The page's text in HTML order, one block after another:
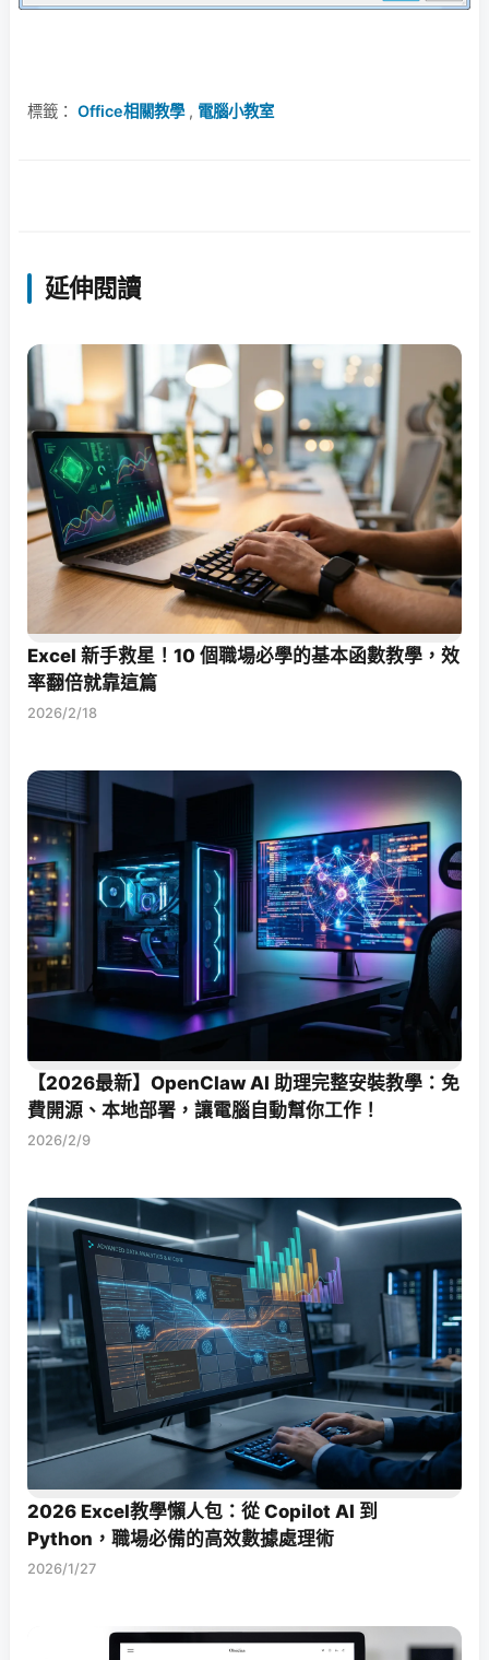
標籤： Office相關教學, 電腦小教室
延伸閱讀
Excel 新手救星！10 個職場必學的基本函數教學，效
率翻倍就靠這篇
2026/2/18
【2026最新】OpenClaw AI 助理完整安裝教學：免
費開源、本地部署，讓電腦自動幫你工作！
2026/2/9
2026 Excel教學懶人包：從 Copilot AI 到
Python，職場必備的高效數據處理術
2026/1/27